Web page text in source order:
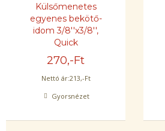
Külsőmenetes
egyenes bekötő-
idom 3/8''x3/8'',
Quick
270,-Ft
Nettó ár:213,-Ft
Gyorsnézet